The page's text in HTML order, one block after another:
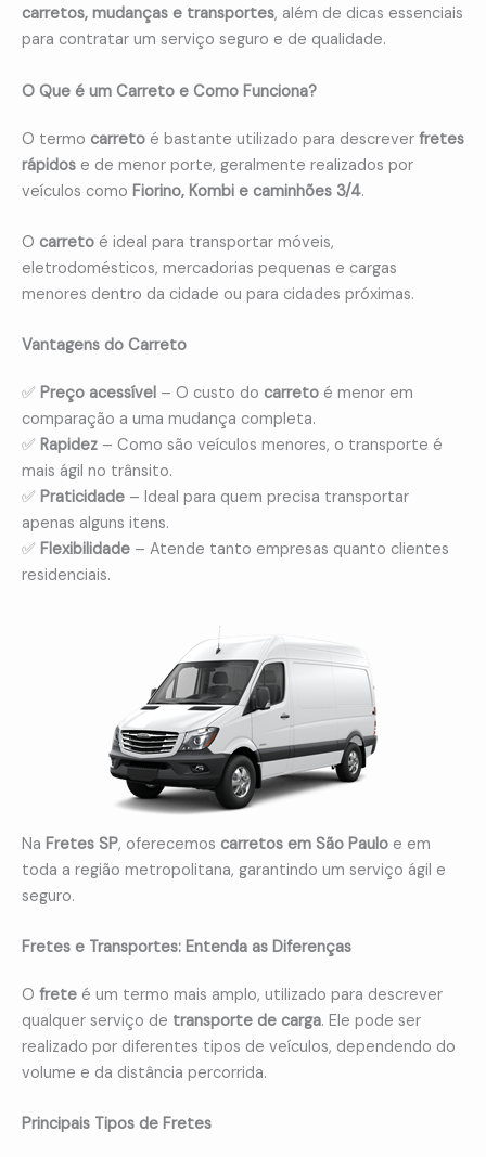
carretos, mudanças e transportes, além de dicas essenciais
para contratar um serviço seguro e de qualidade.
O Que é um Carreto e Como Funciona?
O termo carreto é bastante utilizado para descrever fretes
rápidos e de menor porte, geralmente realizados por
veículos como Fiorino, Kombi e caminhões 3/4.
O carreto é ideal para transportar móveis,
eletrodomésticos, mercadorias pequenas e cargas
menores dentro da cidade ou para cidades próximas.
Vantagens do Carreto
✅ Preço acessível – O custo do carreto é menor em
comparação a uma mudança completa.
✅ Rapidez – Como são veículos menores, o transporte é
mais ágil no trânsito.
✅ Praticidade – Ideal para quem precisa transportar
apenas alguns itens.
✅ Flexibilidade – Atende tanto empresas quanto clientes
residenciais.
Na Fretes SP, oferecemos carretos em São Paulo e em
toda a região metropolitana, garantindo um serviço ágil e
seguro.
Fretes e Transportes: Entenda as Diferenças
O frete é um termo mais amplo, utilizado para descrever
qualquer serviço de transporte de carga. Ele pode ser
realizado por diferentes tipos de veículos, dependendo do
volume e da distância percorrida.
Principais Tipos de Fretes